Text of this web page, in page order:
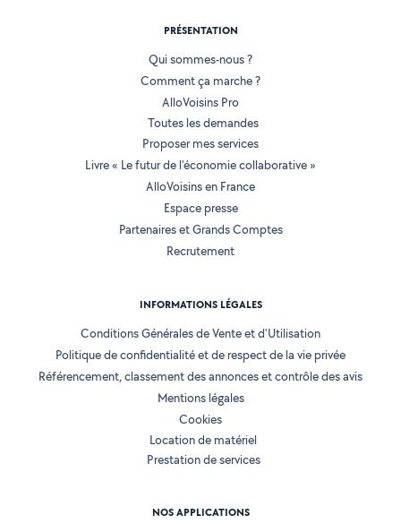
PRÉSENTATION
Qui sommes-nous ?
Comment ça marche ?
AlloVoisins Pro
Toutes les demandes
Proposer mes services
Livre « Le futur de l'économie collaborative »
AlloVoisins en France
Espace presse
Partenaires et Grands Comptes
Recrutement
INFORMATIONS LÉGALES
Conditions Générales de Vente et d'Utilisation
Politique de confidentialité et de respect de la vie privée
Référencement, classement des annonces et contrôle des avis
Mentions légales
Cookies
Location de matériel
Prestation de services
NOS APPLICATIONS